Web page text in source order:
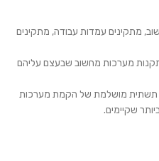
מתקינים עמדות עבודה, מתקינים
מערכות מחשוב שבעצם עליהם
תשתית מושלמת של הקמת מערכות
שקיימים.